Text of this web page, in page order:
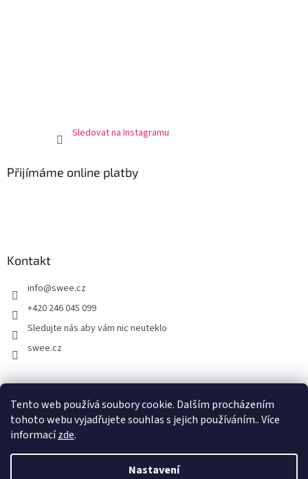
Tento web používá soubory cookie. Dalším procházením
tohoto webu vyjadřujete souhlas s jejich používáním.. Více
informacízde.
Nastavení
Sledovat na Instagramu
Přijímáme online platby
Kontakt
info@swee.cz
+420 246 045 099
Sledujte nás aby vám nic neuteklo
swee.cz